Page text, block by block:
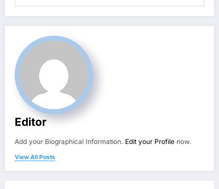
Editor
Add your Biographical Information. Edit your Profile now.
View All Posts